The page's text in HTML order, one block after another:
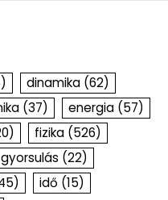
dinamika (62)
(37) energia (57)
fizika (526)
gyorsulás (22)
idő (15)